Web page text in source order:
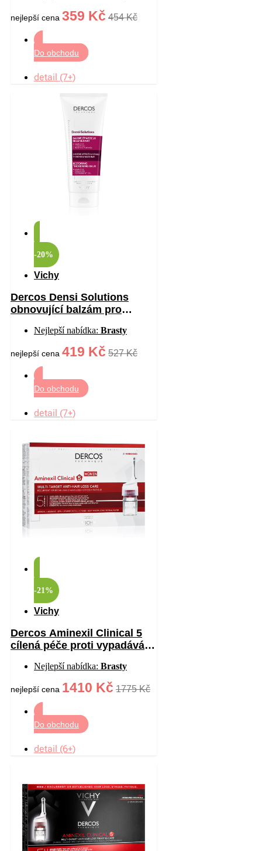
nejlepší cena 359 Kč 454 Kč
Do obchodu
detail (7+)
-20%
Vichy
Dercos Densi Solutions
obnovující balzám pro
Nejlepší nabídka: Brasty
nejlepší cena 419 Kč 527 Kč
Do obchodu
detail (7+)
-21%
Vichy
Dercos Aminexil Clinical 5
cílená péče proti vypadávání
Nejlepší nabídka: Brasty
nejlepší cena 1410 Kč 1775 Kč
Do obchodu
detail (6+)